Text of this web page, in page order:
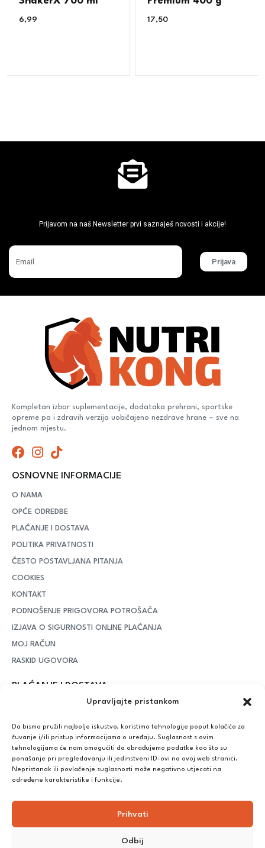
Upravljajte pristankom
Da bismo pružili najbolje iskustvo, koristimo tehnologije poput kolačića za
čuvanje i/ili pristup informacijama o uređaju. Suglasnost s ovim
tehnologijama će nam omogućiti da obrađujemo podatke kao što su
ponašanje pri pregledavanju ili jedinstveni ID-ovi na ovoj web stranici.
Nepristanak ili povlačenje suglasnosti može negativno utjecati na
određene karakteristike i funkcije.
Prihvati
Odbij
6,99 17,50
Prijavom na naš Newsletter prvi saznaješ novosti i akcije!
Prijava
Kompletan izbor suplementacije, dodataka prehrani, sportske
opreme pa i zdravih verzija uobičajeno nezdrave hrane – sve na
jednom mjestu.
OSNOVNE INFORMACIJE
O NAMA
OPĆE ODREDBE
PLAĆANJE I DOSTAVA
POLITIKA PRIVATNOSTI
ČESTO POSTAVLJANA PITANJA
COOKIES
KONTAKT
PODNOŠENJE PRIGOVORA POTROŠAČA
IZJAVA O SIGURNOSTI ONLINE PLAĆANJA
MOJ RAČUN
RASKID UGOVORA
PLAĆANJE I DOSTAVA
– iznad potrošenih 55 eura dostava je
Plaćanje:
Bankovna transakcija, plaćanje prilikom preuzimanja, CorvusPay